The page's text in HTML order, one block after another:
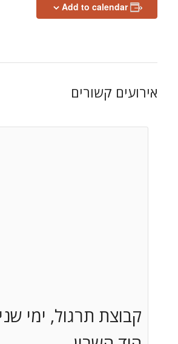
Add to calendar
אירועים קשורים
קבוצת תרגול, ימי